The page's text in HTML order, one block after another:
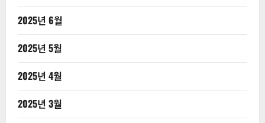
2025년 6월
2025년 5월
2025년 4월
2025년 3월